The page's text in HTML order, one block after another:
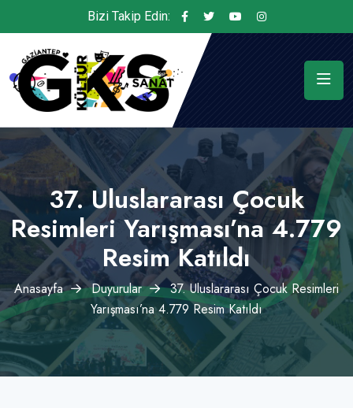
Bizi Takip Edin:
37. Uluslararası Çocuk
Resimleri Yarışması’na 4.779
Resim Katıldı
Anasayfa Duyurular
37. Uluslararası Çocuk Resimleri
Yarışması’na 4.779 Resim Katıldı